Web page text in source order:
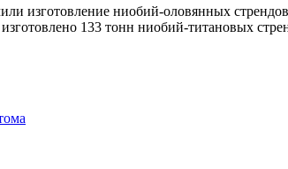
изготовление ниобий-оловянных
133 тонн ниобий-титановых